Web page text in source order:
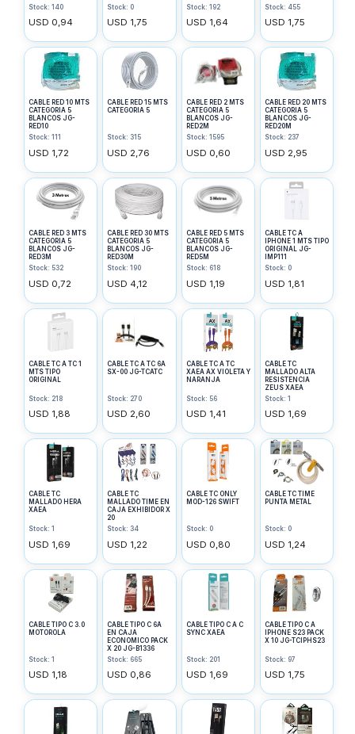
Stock: 140
USD 0,94
25
Stock: 0
USD 1,75
Stock: 192
USD 1,64
Stock: 455
USD 1,75
CABLE RED 10 MTS
CATEGORIA 5
BLANCOS JG-
RED10
Stock: 111
USD 1,72
CABLE RED 15 MTS
CATEGORIA 5
Stock: 315
USD 2,76
CABLE RED 2 MTS
CATEGORIA 5
BLANCOS JG-
RED2M
Stock: 1595
USD 0,60
CABLE RED 20 MTS
CATEGORIA 5
BLANCOS JG-
RED20M
Stock: 237
USD 2,95
CABLE RED 3 MTS
CATEGORIA 5
BLANCOS JG-
RED3M
Stock: 532
USD 0,72
CABLE RED 30 MTS
CATEGORIA 5
BLANCOS JG-
RED30M
Stock: 190
USD 4,12
CABLE RED 5 MTS
CATEGORIA 5
BLANCOS JG-
RED5M
Stock: 618
USD 1,19
CABLE TC A
IPHONE 1 MTS TIPO
ORIGINAL JG-
IMP111
Stock: 0
USD 1,81
CABLE TC A TC 1
MTS TIPO
ORIGINAL
Stock: 218
USD 1,88
CABLE TC A TC 6A
SX-00 JG-TCATC
Stock: 270
USD 2,60
CABLE TC A TC
XAEA AX VIOLETA Y
NARANJA
Stock: 56
USD 1,41
CABLE TC
MALLADO ALTA
RESISTENCIA
ZEUS XAEA
Stock: 1
USD 1,69
CABLE TC
MALLADO HERA
XAEA
Stock: 1
USD 1,69
CABLE TC
MALLADO TIME EN
CAJA EXHIBIDOR X
20
Stock: 34
USD 1,22
CABLE TC ONLY
MOD-126 SWIFT
Stock: 0
USD 0,80
CABLE TC TIME
PUNTA METAL
Stock: 0
USD 1,24
CABLE TIPO C 3.0
MOTOROLA
Stock: 1
USD 1,18
CABLE TIPO C 6A
EN CAJA
ECONOMICO PACK
X 20 JG-B1336
Stock: 665
USD 0,86
CABLE TIPO C A C
SYNC XAEA
Stock: 201
USD 1,69
CABLE TIPO C A
IPHONE S23 PACK
X 10 JG-TCIPHS23
Stock: 97
USD 1,75